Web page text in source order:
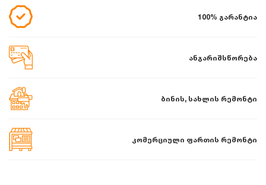
100% გარანტია
ანგარიშსწორება
ბინის, სახლის რემონტი
კომერციული ფართის რემონტი